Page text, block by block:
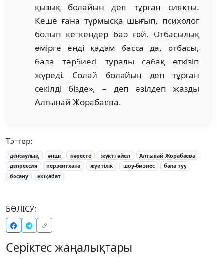
қызық болайын деп тұрған сияқты.
Кеше ғана тұрмысқа шығып, психолог
болып кеткендер бар ғой. Отбасылық
өмірге енді қадам басса да, отбасы,
бала тәрбиесі туралы сабақ өткізіп
жүреді. Солай болайын деп тұрған
секілді бізде», – деп әзілдеп жазды
Алтынай Жорабаева.
Тэгтер:
денсаулық әнші нәресте жүкті әйел
Алтынай Жорабаева
депрессия
перзентхана жүктілік шоу-бизнес
бала туу
босану
екіқабат
БӨЛІСУ:
Серіктес жаңалықтары